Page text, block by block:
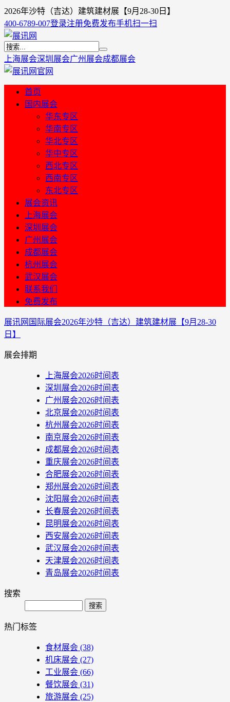
2026年沙特（吉达）建筑建材展【9月28-30日】
400-6789-007登录注册免费发布手机扫一扫
上海展会深圳展会广州展会成都展会
首页
国内展会
华东专区
华南专区
华北专区
华中专区
西北专区
西南专区
东北专区
展会资讯
上海展会
深圳展会
广州展会
成都展会
杭州展会
武汉展会
联系我们
免费发布
展讯网 国际展会2026年沙特（吉达）建筑建材展【9月28-30
日】
展会排期
上海展会2026时间表
深圳展会2026时间表
广州展会2026时间表
北京展会2026时间表
杭州展会2026时间表
南京展会2026时间表
成都展会2026时间表
重庆展会2026时间表
合肥展会2026时间表
郑州展会2026时间表
沈阳展会2026时间表
长春展会2026时间表
昆明展会2026时间表
西安展会2026时间表
武汉展会2026时间表
天津展会2026时间表
青岛展会2026时间表
搜索
Search
热门标签
食材展会 (38)
机床展会 (27)
工业展会 (66)
餐饮展会 (31)
旅游展会 (25)